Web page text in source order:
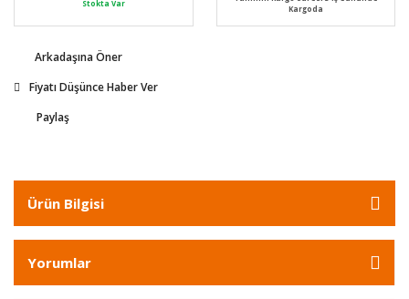
Stokta Var
Kargoda
Arkadaşına Öner
Fiyatı Düşünce Haber Ver
Paylaş
Ürün Bilgisi
Yorumlar